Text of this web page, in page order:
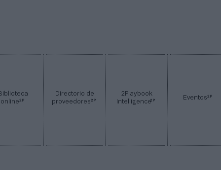
online2P
Directorio de
proveedores2P
2Playbook
Intelligence2P Eventos2P